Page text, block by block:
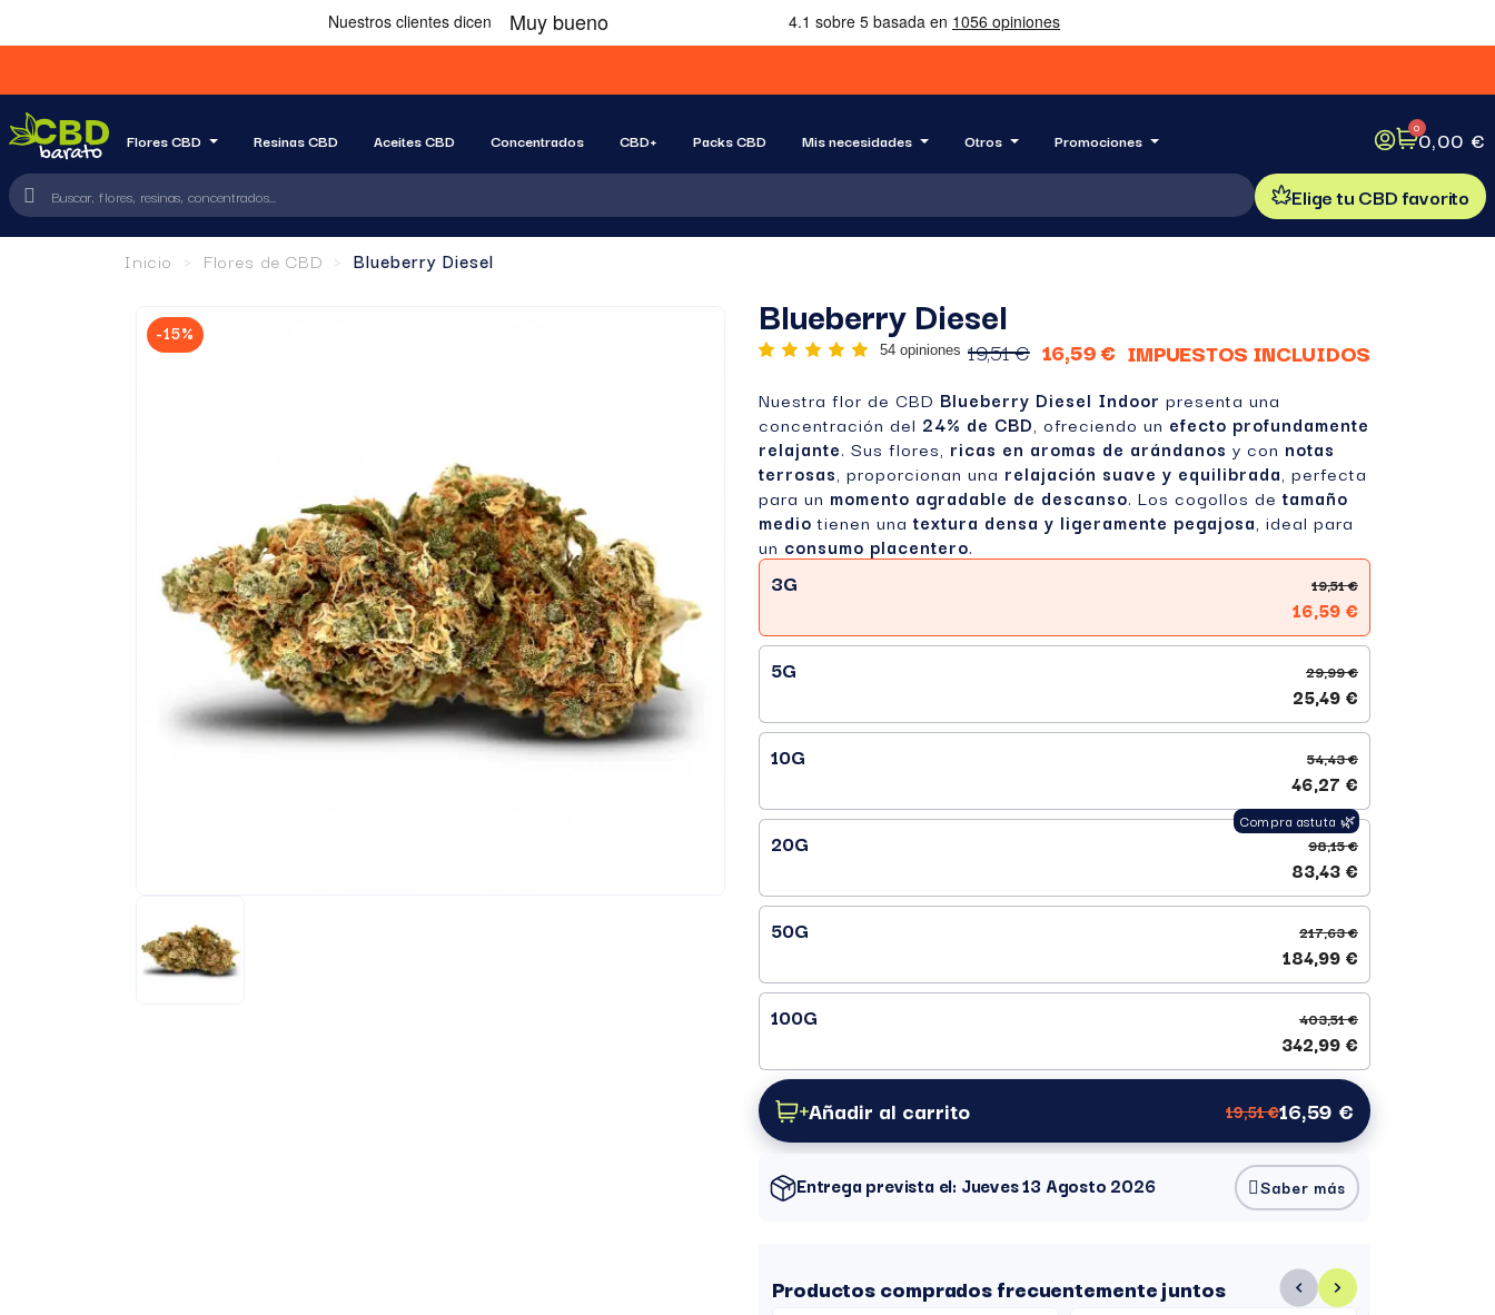
Flores CBD Resinas CBD Aceites CBD Concentrados CBD+ Packs CBD Mis necesidades Otros Promociones
0,00 €
Elige tu CBD favorito
Inicio Flores de CBD Blueberry Diesel
-15% Blueberry Diesel
54 opiniones 19,51 € 16,59 € IMPUESTOS INCLUIDOS
Nuestra flor de CBD Blueberry Diesel Indoor presenta una
concentración del 24% de CBD, ofreciendo un efecto profundamente
relajante. Sus flores, ricas en aromas de arándanos y con notas
terrosas, proporcionan una relajación suave y equilibrada, perfecta
para un momento agradable de descanso. Los cogollos detamaño
medio tienen unatextura densa y ligeramente pegajosa, ideal para
un consumo placentero.
3G 19,51 €
16,59 €
5G 29,99 €
25,49 €
10G 54,43 €
46,27 €
20G 98,15 €
83,43 €
50G 217,63 €
184,99 €
100G 403,51 €
342,99 €
Añadir al carrito 19,51 €16,59 €
Entrega prevista el: Jueves 13 Agosto 2026 Saber más
Productos comprados frecuentemente juntos